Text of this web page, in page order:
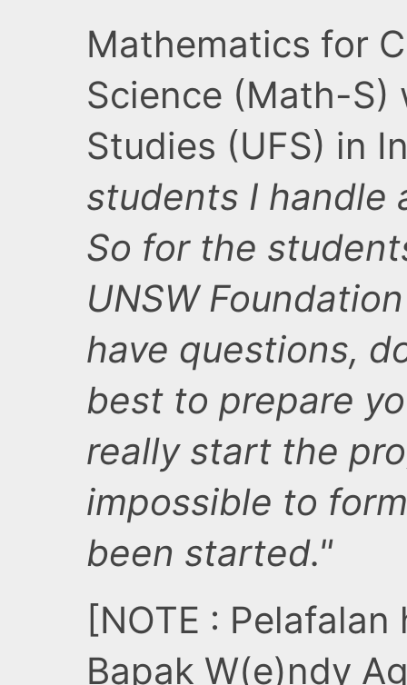
Mathematics for
Science (Math-S)
Studies (UFS) in
students I handle
So for the
UNSW
have questions,
best to prepare
really start the
impossible to
been started."
[NOTE :
Bapak W(e)ndy